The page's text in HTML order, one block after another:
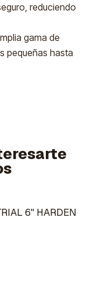
reduciendo
gama de
pequeñas hasta
6" HARDEN